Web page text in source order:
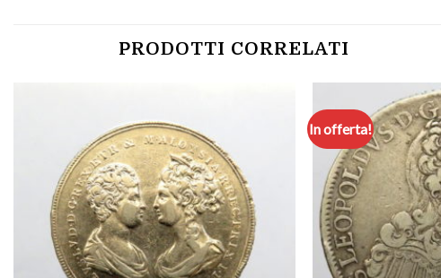
PRODOTTI CORRELATI
desideri
In offerta!